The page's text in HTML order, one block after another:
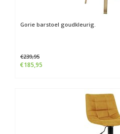
Gorie barstoel goudkleurig.
€239,95
€185,95